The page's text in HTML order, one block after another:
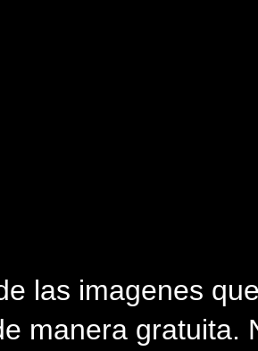
las imagenes
manera gratuita.